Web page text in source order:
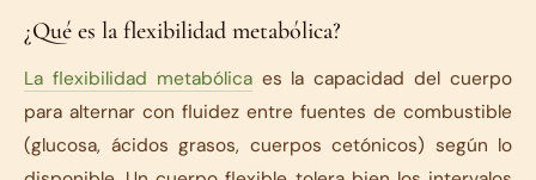
¿Qué es la flexibilidad metabólica?
La flexibilidad metabólicaes la capacidad del cuerpo
para alternar con fluidez entre fuentes de combustible
(glucosa, ácidos grasos, cuerpos cetónicos) según lo